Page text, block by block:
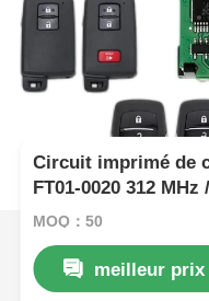
Circuit imprimé de
FT01-0020 312
Lexus
MOQ：50
meilleur prix